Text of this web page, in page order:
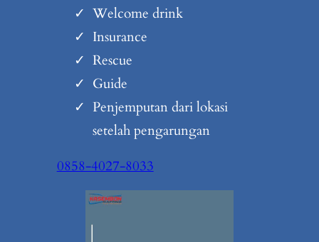
Welcome drink
Insurance
Rescue
Guide
Penjemputan dari lokasi
setelah pengarungan
0858-4027-8033